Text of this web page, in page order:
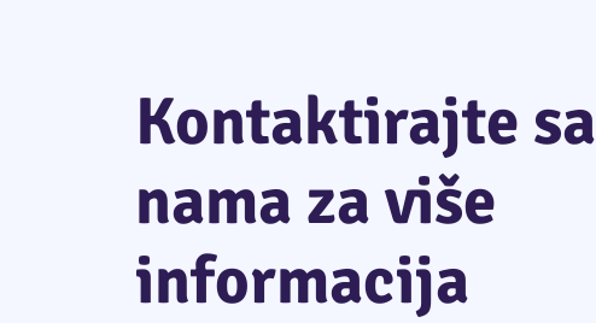
Kontaktirajte sa
nama za više
informacija